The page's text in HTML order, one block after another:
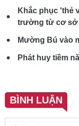
Khắc phục 'thẻ
trường từ cơ sở
Mường Bú vào
Phát huy tiềm
BÌNH LUẬN